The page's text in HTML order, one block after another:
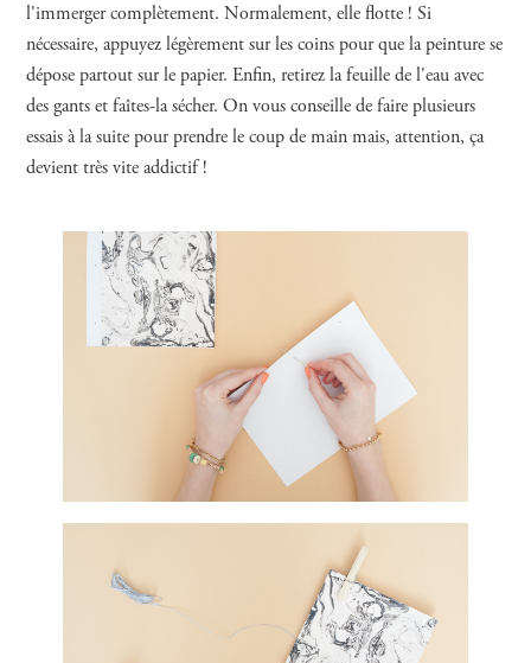
l'immerger complètement. Normalement, elle flotte ! Si
nécessaire, appuyez légèrement sur les coins pour que la peinture se
dépose partout sur le papier. Enfin, retirez la feuille de l'eau avec
des gants et faîtes-la sécher. On vous conseille de faire plusieurs
essais à la suite pour prendre le coup de main mais, attention, ça
devient très vite addictif !